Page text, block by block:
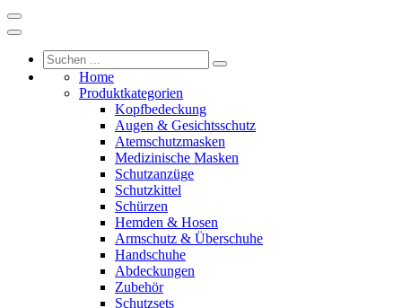
Home
Produktkategorien
Kopfbedeckung
Augen & Gesichtsschutz
Atemschutzmasken
Medizinische Masken
Schutzanzüge
Schutzkittel
Schürzen
Hemden & Hosen
Armschutz & Überschuhe
Handschuhe
Abdeckungen
Zubehör
Schutzsets